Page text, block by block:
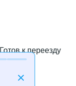
Готов к переезду